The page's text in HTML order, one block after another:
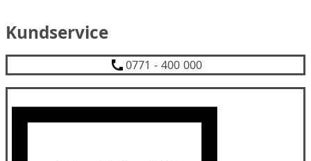
Kundservice
0771 - 400 000